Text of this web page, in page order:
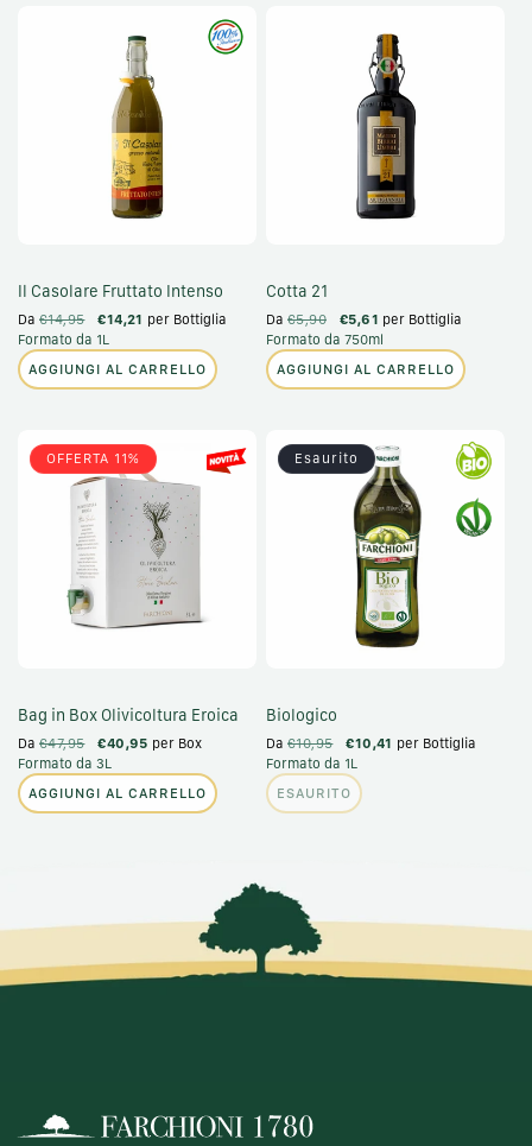
Il Casolare Fruttato Intenso
Da €14,95 €14,21 per Bottiglia
Formato da 1L
AGGIUNGI AL CARRELLO
Cotta 21
Da €5,90 €5,61 per Bottiglia
Formato da 750ml
AGGIUNGI AL CARRELLO
OFFERTA 11%
Bag in Box Olivicoltura Eroica
Da €47,95 €40,95 per Box
Formato da 3L
AGGIUNGI AL CARRELLO
Esaurito
Biologico
Da €10,95 €10,41 per Bottiglia
Formato da 1L
ESAURITO